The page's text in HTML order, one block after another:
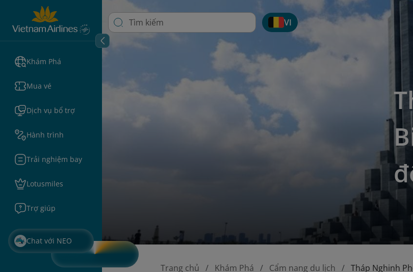
Khám Phá
Mua vé
Dịch vụ bổ trợ
Hành trình
Trải nghiệm bay
Lotusmiles
Trợ giúp
Chat với NEO
VI
Trang chủ Khám Phá Cẩm nang du lịch Tháp Nghinh